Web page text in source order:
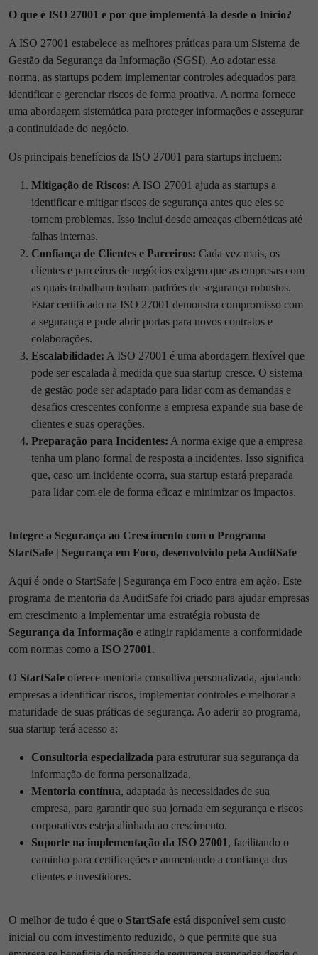
O que é ISO 27001 e por que implementá-la desde o Início?
A ISO 27001 estabelece as melhores práticas para um Sistema de
Gestão da Segurança da Informação (SGSI). Ao adotar essa
norma, as startups podem implementar controles adequados para
identificar e gerenciar riscos de forma proativa. A norma fornece
uma abordagem sistemática para proteger informações e assegurar
a continuidade do negócio.
Os principais benefícios da ISO 27001 para startups incluem:
Mitigação de Riscos: A ISO 27001 ajuda as startups a
identificar e mitigar riscos de segurança antes que eles se
tornem problemas. Isso inclui desde ameaças cibernéticas até
falhas internas.
Confiança de Clientes e Parceiros: Cada vez mais, os
clientes e parceiros de negócios exigem que as empresas com
as quais trabalham tenham padrões de segurança robustos.
Estar certificado na ISO 27001 demonstra compromisso com
a segurança e pode abrir portas para novos contratos e
colaborações.
Escalabilidade: A ISO 27001 é uma abordagem flexível que
pode ser escalada à medida que sua startup cresce. O sistema
de gestão pode ser adaptado para lidar com as demandas e
desafios crescentes conforme a empresa expande sua base de
clientes e suas operações.
Preparação para Incidentes: A norma exige que a empresa
tenha um plano formal de resposta a incidentes. Isso significa
que, caso um incidente ocorra, sua startup estará preparada
para lidar com ele de forma eficaz e minimizar os impactos.
Integre a Segurança ao Crescimento com o Programa
StartSafe | Segurança em Foco, desenvolvido pela AuditSafe
Aqui é onde o StartSafe | Segurança em Foco entra em ação. Este
programa de mentoria da AuditSafe foi criado para ajudar empresas
em crescimento a implementar uma estratégia robusta de
Segurança da Informação e atingir rapidamente a conformidade
com normas como a ISO 27001.
O StartSafe oferece mentoria consultiva personalizada, ajudando
empresas a identificar riscos, implementar controles e melhorar a
maturidade de suas práticas de segurança. Ao aderir ao programa,
sua startup terá acesso a:
Consultoria especializada para estruturar sua segurança da
informação de forma personalizada.
Mentoria contínua, adaptada às necessidades de sua
empresa, para garantir que sua jornada em segurança e riscos
corporativos esteja alinhada ao crescimento.
Suporte na implementação da ISO 27001, facilitando o
caminho para certificações e aumentando a confiança dos
clientes e investidores.
O melhor de tudo é que o StartSafe está disponível sem custo
inicial ou com investimento reduzido, o que permite que sua